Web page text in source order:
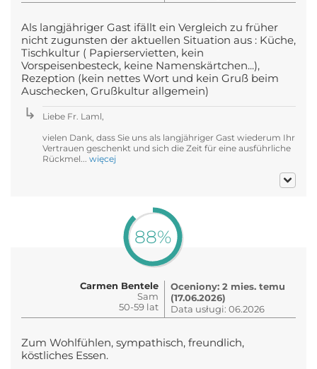
Als langjähriger Gast ifällt ein Vergleich zu früher
nicht zugunsten der aktuellen Situation aus : Küche,
Tischkultur ( Papierservietten, kein
Vorspeisenbesteck, keine Namenskärtchen...),
Rezeption (kein nettes Wort und kein Gruß beim
Auschecken, Grußkultur allgemein)
Liebe Fr. Laml,
vielen Dank, dass Sie uns als langjähriger Gast wiederum Ihr
Vertrauen geschenkt und sich die Zeit für eine ausführliche
Rückmel... więcej
88%
Carmen Bentele
Sam
50-59 lat
Oceniony: 2 mies. temu
(17.06.2026)
Data usługi: 06.2026
Zum Wohlfühlen, sympathisch, freundlich,
köstliches Essen.